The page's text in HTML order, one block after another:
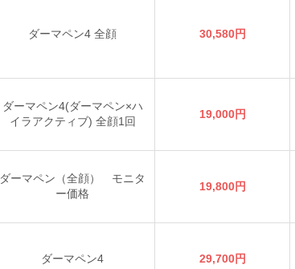
ダーマペン4 全顔 30,580円
ダーマペン4(ダーマペン×ハ
イラアクティブ) 全顔1回
19,000円
ダーマペン（全顔） モニタ
ー価格
19,800円
ダーマペン4 29,700円